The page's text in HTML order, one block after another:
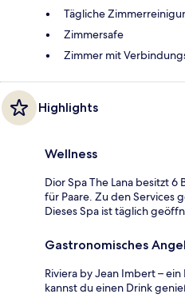
Tägliche
Zimmersafe
Zimmer mit
Highlights
Wellness
Dior Spa The Lana besitzt
für Paare. Zu den Services
Dieses Spa ist täglich
Gastronomisches
Riviera by Jean Imbert –
kannst du einen Drink